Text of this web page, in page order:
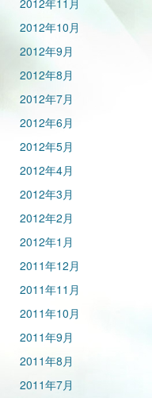
2012年11月
2012年10月
2012年9月
2012年8月
2012年7月
2012年6月
2012年5月
2012年4月
2012年3月
2012年2月
2012年1月
2011年12月
2011年11月
2011年10月
2011年9月
2011年8月
2011年7月